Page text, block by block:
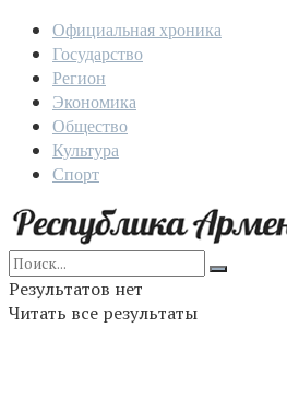
Официальная хроника
Государство
Регион
Экономика
Общество
Культура
Спорт
Результатов нет
Читать все результаты